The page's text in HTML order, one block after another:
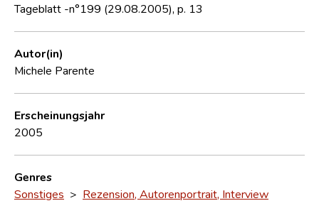
Tageblatt -n°199 (29.08.2005), p. 13
Autor(in)
Michele Parente
Erscheinungsjahr
2005
Genres
Sonstiges > Rezension, Autorenportrait, Interview